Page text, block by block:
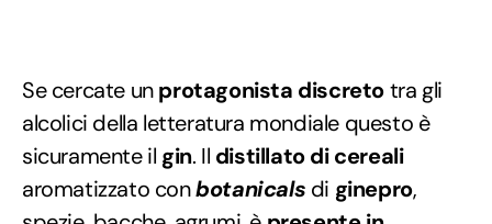
Se cercate unprotagonista discretotra gli
alcolici della letteratura mondiale questo è
sicuramente il gin. Il distillato di cereali
aromatizzato conbotanicals di ginepro,